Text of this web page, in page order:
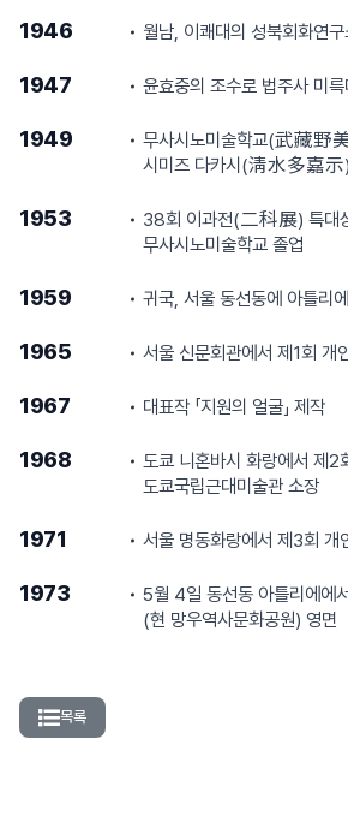
1946 월남, 이쾌대의 성북회화연
1947 윤효중의 조수로 법주사 미
1949
무사시노미술학교(武藏野
시미즈 다카시(淸水多嘉示
1953
38회 이과전(二科展) 특대
무사시노미술학교 졸업
1959 귀국, 서울 동선동에 아틀리
1965 서울 신문회관에서 제1회 개
1967 대표작 「지원의 얼굴」 제작
1968
도쿄 니혼바시 화랑에서 제2
도쿄국립근대미술관 소장
1971 서울 명동화랑에서 제3회 개
1973
5월 4일 동선동 아틀리에에
(현 망우역사문화공원) 영면
목록